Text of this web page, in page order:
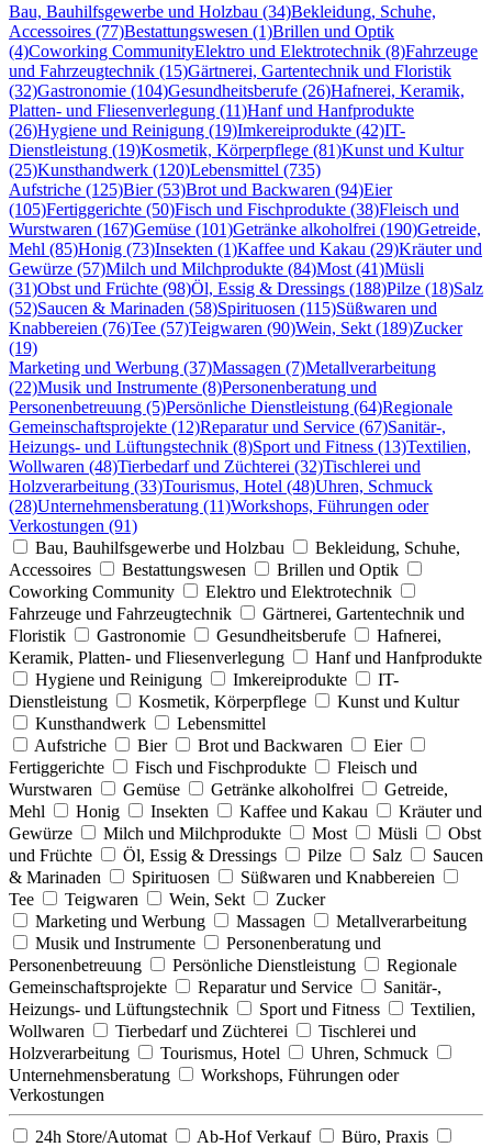
Bau, Bauhilfsgewerbe und Holzbau (34)Bekleidung, Schuhe,
Accessoires (77)Bestattungswesen (1)Brillen und Optik
(4)Coworking CommunityElektro und Elektrotechnik (8)Fahrzeuge
und Fahrzeugtechnik (15)Gärtnerei, Gartentechnik und Floristik
(32)Gastronomie (104)Gesundheitsberufe (26)Hafnerei, Keramik,
Platten- und Fliesenverlegung (11)Hanf und Hanfprodukte
(26)Hygiene und Reinigung (19)Imkereiprodukte (42)IT-
Dienstleistung (19)Kosmetik, Körperpflege (81)Kunst und Kultur
(25)Kunsthandwerk (120)Lebensmittel (735)
Aufstriche (125)Bier (53)Brot und Backwaren (94)Eier
(105)Fertiggerichte (50)Fisch und Fischprodukte (38)Fleisch und
Wurstwaren (167)Gemüse (101)Getränke alkoholfrei (190)Getreide,
Mehl (85)Honig (73)Insekten (1)Kaffee und Kakau (29)Kräuter und
Gewürze (57)Milch und Milchprodukte (84)Most (41)Müsli
(31)Obst und Früchte (98)Öl, Essig & Dressings (188)Pilze (18)Salz
(52)Saucen & Marinaden (58)Spirituosen (115)Süßwaren und
Knabbereien (76)Tee (57)Teigwaren (90)Wein, Sekt (189)Zucker
(19)
Marketing und Werbung (37)Massagen (7)Metallverarbeitung
(22)Musik und Instrumente (8)Personenberatung und
Personenbetreuung (5)Persönliche Dienstleistung (64)Regionale
Gemeinschaftsprojekte (12)Reparatur und Service (67)Sanitär-,
Heizungs- und Lüftungstechnik (8)Sport und Fitness (13)Textilien,
Wollwaren (48)Tierbedarf und Züchterei (32)Tischlerei und
Holzverarbeitung (33)Tourismus, Hotel (48)Uhren, Schmuck
(28)Unternehmensberatung (11)Workshops, Führungen oder
Verkostungen (91)
Bau, Bauhilfsgewerbe und Holzbau
Bekleidung, Schuhe,
Accessoires
Bestattungswesen
Brillen und Optik
Coworking Community
Elektro und Elektrotechnik
Fahrzeuge und Fahrzeugtechnik
Gärtnerei, Gartentechnik und
Floristik
Gastronomie Gesundheitsberufe
Hafnerei,
Keramik, Platten- und Fliesenverlegung
Hanf und Hanfprodukte
Hygiene und Reinigung
Imkereiprodukte
IT-
Dienstleistung
Kosmetik, Körperpflege
Kunst und Kultur
Kunsthandwerk
Lebensmittel
Aufstriche
Bier Brot und Backwaren
Eier
Fertiggerichte
Fisch und Fischprodukte
Fleisch und
Wurstwaren
Gemüse Getränke alkoholfrei
Getreide,
Mehl
Honig Insekten Kaffee und Kakau
Kräuter und
Gewürze
Milch und Milchprodukte Most Müsli
Obst
und Früchte
Öl, Essig & Dressings Pilze Salz
Saucen
& Marinaden
Spirituosen
Süßwaren und Knabbereien
Tee
Teigwaren Wein, Sekt
Zucker
Marketing und Werbung
Massagen
Metallverarbeitung
Musik und Instrumente
Personenberatung und
Personenbetreuung
Persönliche Dienstleistung
Regionale
Gemeinschaftsprojekte
Reparatur und Service
Sanitär-,
Heizungs- und Lüftungstechnik
Sport und Fitness
Textilien,
Wollwaren
Tierbedarf und Züchterei
Tischlerei und
Holzverarbeitung
Tourismus, Hotel
Uhren, Schmuck
Unternehmensberatung
Workshops, Führungen oder
Verkostungen
24h Store/Automat Ab-Hof Verkauf
Büro, Praxis